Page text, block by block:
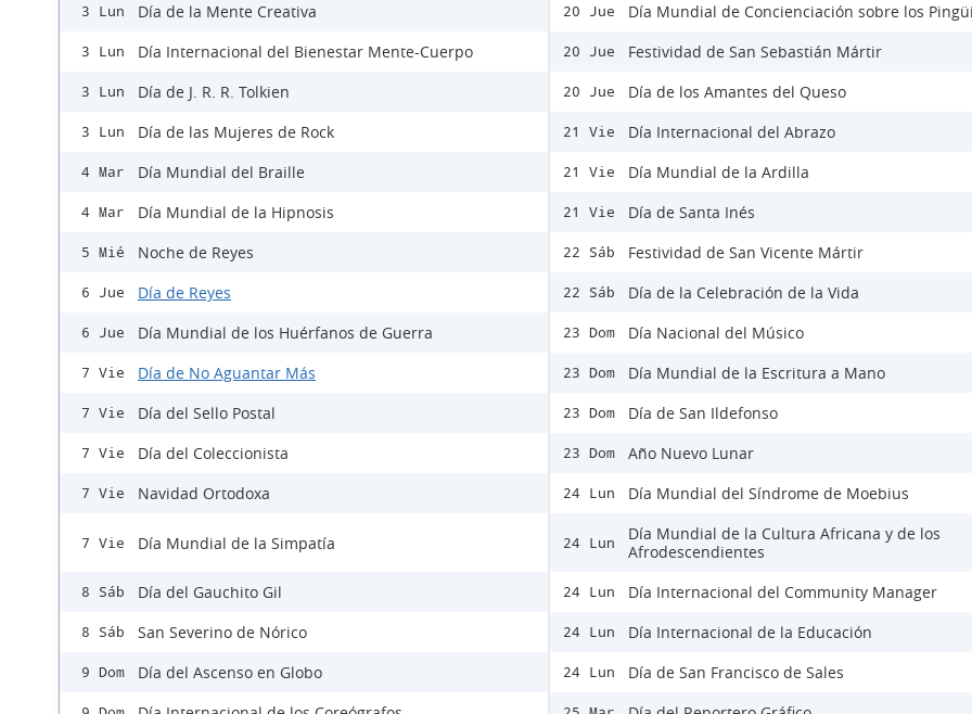
3 Lun Día de la Mente Creativa
3 Lun Día Internacional del Bienestar Mente-Cuerpo
3 Lun Día de J. R. R. Tolkien
3 Lun Día de las Mujeres de Rock
4 Mar Día Mundial del Braille
4 Mar Día Mundial de la Hipnosis
5 Mié Noche de Reyes
6 Jue Día de Reyes
6 Jue Día Mundial de los Huérfanos de Guerra
7 Vie Día de No Aguantar Más
7 Vie Día del Sello Postal
7 Vie Día del Coleccionista
7 Vie Navidad Ortodoxa
7 Vie Día Mundial de la Simpatía
8 Sáb Día del Gauchito Gil
8 Sáb San Severino de Nórico
9 Dom Día del Ascenso en Globo
20 Jue Día Mundial de Concienciación sobre los
20 Jue Festividad de San Sebastián Mártir
20 Jue Día de los Amantes del Queso
21 Vie Día Internacional del Abrazo
21 Vie Día Mundial de la Ardilla
21 Vie Día de Santa Inés
22 Sáb Festividad de San Vicente Mártir
22 Sáb Día de la Celebración de la Vida
23 Dom Día Nacional del Músico
23 Dom Día Mundial de la Escritura a Mano
23 Dom Día de San Ildefonso
23 Dom Año Nuevo Lunar
24 Lun Día Mundial del Síndrome de Moebius
24 Lun
Día Mundial de la Cultura Africana y de los
Afrodescendientes
24 Lun Día Internacional del Community Manager
24 Lun Día Internacional de la Educación
24 Lun Día de San Francisco de Sales